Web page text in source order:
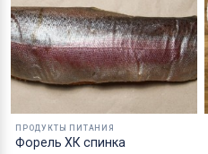
ПРОДУКТЫ ПИТАНИЯ
Форель ХК спинка